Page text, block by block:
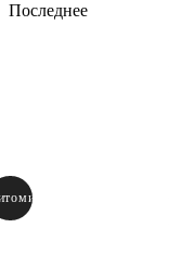
Последнее